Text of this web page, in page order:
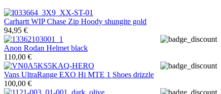
Carhartt WIPChase Zip Hoody shungite gold
94,95 €
Anon Rodan Helmet black
110,00 €
Vans UltraRange EXO Hi MTE 1 Shoes drizzle
100,00 €